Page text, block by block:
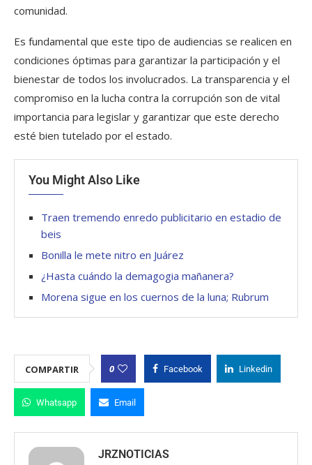
comunidad.
Es fundamental que este tipo de audiencias se realicen en
condiciones óptimas para garantizar la participación y el
bienestar de todos los involucrados. La transparencia y el
compromiso en la lucha contra la corrupción son de vital
importancia para legislar y garantizar que este derecho
esté bien tutelado por el estado.
You Might Also Like
Traen tremendo enredo publicitario en estadio de
beis
Bonilla le mete nitro en Juárez
¿Hasta cuándo la demagogia mañanera?
Morena sigue en los cuernos de la luna; Rubrum
COMPARTIR 0 Facebook Linkedin
Whatsapp Email
JRZNOTICIAS